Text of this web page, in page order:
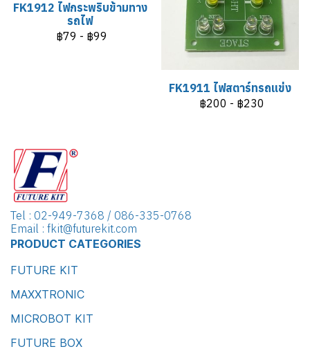
FK1912 ไฟกระพริบข้ามทาง
รถไฟ
฿79 - ฿99
FK1911 ไฟสตาร์ทรถแข่ง
฿200 - ฿230
Tel : 02-949-7368 / 086-335-0768
Email : fkit@futurekit.com
PRODUCT CATEGORIES
FUTURE KIT
MAXXTRONIC
MICROBOT KIT
FUTURE BOX